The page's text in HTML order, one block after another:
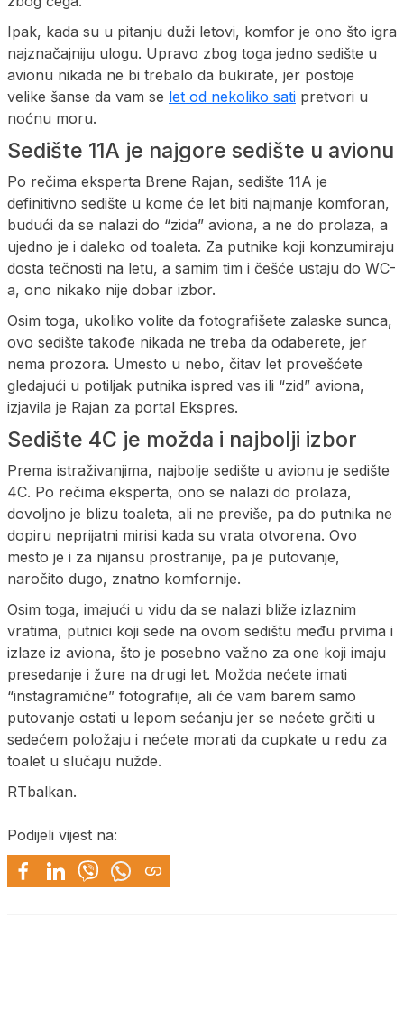
Ipak, kada su u pitanju duži letovi, komfor je ono što igra
najznačajniju ulogu. Upravo zbog toga jedno sedište u
avionu nikada ne bi trebalo da bukirate, jer postoje
velike šanse da vam se let od nekoliko sati pretvori u
noćnu moru.
Sedište 11A je najgore sedište u avionu
Po rečima eksperta Brene Rajan, sedište 11A je
definitivno sedište u kome će let biti najmanje komforan,
budući da se nalazi do “zida” aviona, a ne do prolaza, a
ujedno je i daleko od toaleta. Za putnike koji konzumiraju
dosta tečnosti na letu, a samim tim i češće ustaju do WC-
a, ono nikako nije dobar izbor.
Osim toga, ukoliko volite da fotografišete zalaske sunca,
ovo sedište takođe nikada ne treba da odaberete, jer
nema prozora. Umesto u nebo, čitav let provešćete
gledajući u potiljak putnika ispred vas ili “zid” aviona,
izjavila je Rajan za portal Ekspres.
Sedište 4C je možda i najbolji izbor
Prema istraživanjima, najbolje sedište u avionu je sedište
4C. Po rečima eksperta, ono se nalazi do prolaza,
dovoljno je blizu toaleta, ali ne previše, pa do putnika ne
dopiru neprijatni mirisi kada su vrata otvorena. Ovo
mesto je i za nijansu prostranije, pa je putovanje,
naročito dugo, znatno komfornije.
Osim toga, imajući u vidu da se nalazi bliže izlaznim
vratima, putnici koji sede na ovom sedištu među prvima i
izlaze iz aviona, što je posebno važno za one koji imaju
presedanje i žure na drugi let. Možda nećete imati
“instagramične” fotografije, ali će vam barem samo
putovanje ostati u lepom sećanju jer se nećete grčiti u
sedećem položaju i nećete morati da cupkate u redu za
toalet u slučaju nužde.
RTbalkan.
Podijeli vijest na: